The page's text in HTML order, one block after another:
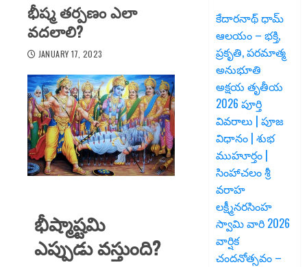
భీష్మ తర్పణం ఎలా
వదలాలి?
JANUARY 17, 2023
భీష్మాష్టమి
ఎప్పుడు వస్తుంది?
కేదారనాథ్ ధామ్
ఆలయం – భక్తి,
ప్రకృతి, పరమాత్మ
అనుభూతి
అక్షయ తృతీయ
2026 పూర్తి
వివరాలు | పూజ
విధానం | శుభ
ముహూర్తం |
సింహాచలం శ్రీ
వరాహ
లక్ష్మీనరసింహ
స్వామి వారి 2026
వార్షిక
చందనోత్సవం –